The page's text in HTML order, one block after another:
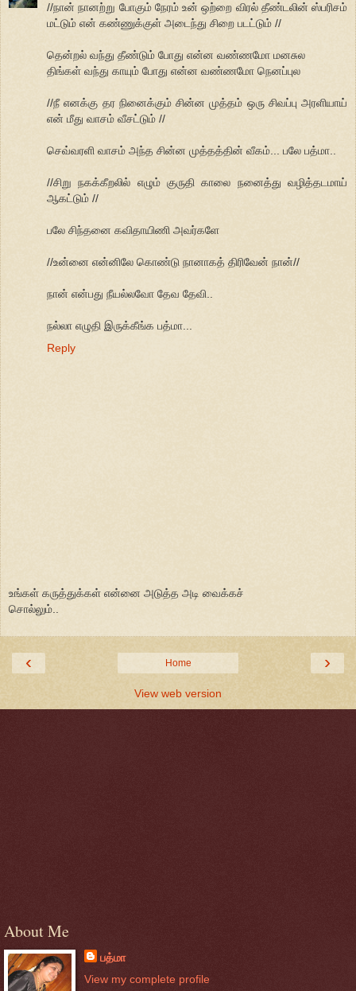
//நான் நானற்று போகும் நேரம் உன் ஒற்றை விரல் தீண்டலின் ஸ்பரிசம்
மட்டும் என் கண்ணுக்குள் அடைந்து சிறை படட்டும் //
தென்றல் வந்து தீண்டும் போது என்ன வண்ணமோ மனசுல
திங்கள் வந்து காயும் போது என்ன வண்ணமோ நெனப்புல
//நீ எனக்கு தர நினைக்கும் சின்ன முத்தம் ஒரு சிவப்பு அரளியாய்
என் மீது வாசம் வீசட்டும் //
செவ்வரளி வாசம் அந்த சின்ன முத்தத்தின் வீகம்... பலே பத்மா..
//சிறு நகக்கீறலில் எழும் குருதி காலை நனைத்து வழித்தடமாய்
ஆகட்டும் //
பலே சிந்தனை கவிதாயிணி அவர்களே
//உன்னை என்னிலே கொண்டு நானாகத் திரிவேன் நான்//
நான் என்பது நீயல்லவோ தேவ தேவி..
நல்லா எழுதி இருக்கீங்க பத்மா...
Reply
உங்கள் கருத்துக்கள் என்னை அடுத்த அடி வைக்கச்
சொல்லும்..
‹ ›
Home
View web version
About Me
பத்மா
View my complete profile